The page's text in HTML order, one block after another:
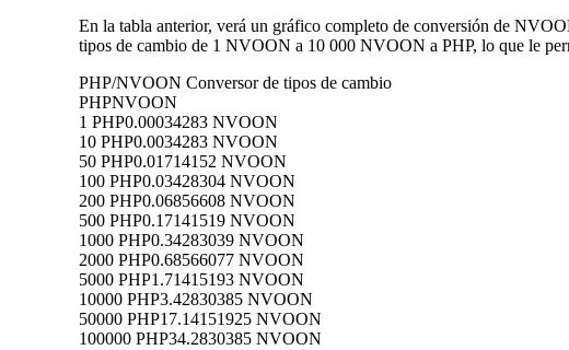
En la tabla anterior, verá un gráfico completo de conversión de
tipos de cambio de 1 NVOON a 10 000 NVOON a PHP, lo que le
PHP/NVOON Conversor de tipos de cambio
PHPNVOON
1 PHP0.00034283 NVOON
10 PHP0.0034283 NVOON
50 PHP0.01714152 NVOON
100 PHP0.03428304 NVOON
200 PHP0.06856608 NVOON
500 PHP0.17141519 NVOON
1000 PHP0.34283039 NVOON
2000 PHP0.68566077 NVOON
5000 PHP1.71415193 NVOON
10000 PHP3.42830385 NVOON
50000 PHP17.14151925 NVOON
100000 PHP34.2830385 NVOON